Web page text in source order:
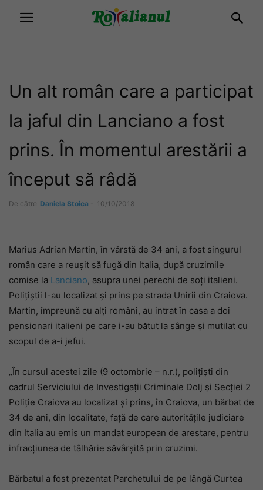
Un alt român care a participat
la jaful din Lanciano a fost
prins. În momentul arestării a
început să râdă
De către Daniela Stoica - 10/10/2018
Marius Adrian Martin, în vârstă de 34 ani, a fost singurul
român care a reuşit să fugă din Italia, după cruzimile
comise la Lanciano, asupra unei perechi de soți italieni.
Poliţiştii l-au localizat şi prins pe strada Unirii din Craiova.
Martin, împreună cu alți români, au intrat în casa a doi
pensionari italieni pe care i-au bătut la sânge și mutilat cu
scopul de a-i jefui.
„În cursul acestei zile (9 octombrie – n.r.), poliţişti din
cadrul Serviciului de Investigaţii Criminale Dolj şi Secţiei 2
Poliţie Craiova au localizat şi prins, în Craiova, un bărbat de
34 de ani, din localitate, faţă de care autorităţile judiciare
din Italia au emis un mandat european de arestare, pentru
infracţiunea de tâlhărie săvârşită prin cruzimi.
Bărbatul a fost prezentat Parchetului de pe lângă Curtea